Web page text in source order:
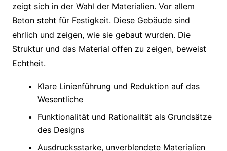
zeigt sich in der Wahl der Materialien. Vor allem
Beton steht für Festigkeit. Diese Gebäude sind
ehrlich und zeigen, wie sie gebaut wurden. Die
Struktur und das Material offen zu zeigen, beweist
Echtheit.
Klare Linienführung und Reduktion auf das
Wesentliche
Funktionalität und Rationalität als Grundsätze
des Designs
Ausdrucksstarke, unverblendete Materialien